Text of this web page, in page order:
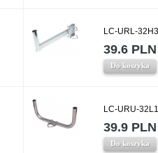
LC-URL-
39.6 PLN
Do koszyka
LC-URU-
39.9 PLN
Do koszyka